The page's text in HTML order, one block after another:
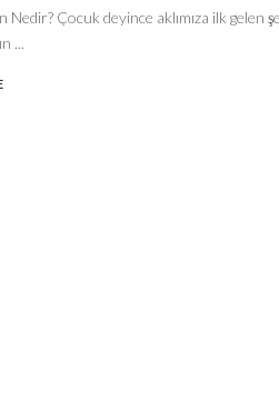
Çocuk deyince aklımıza ilk gelen
...